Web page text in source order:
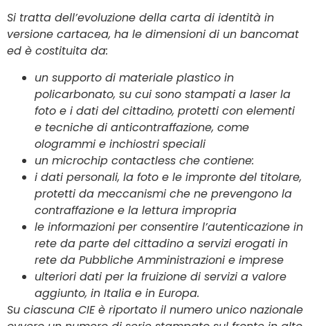
Si tratta dell’evoluzione della carta di identità in
versione cartacea, ha le dimensioni di un bancomat
ed è costituita da:
un supporto di materiale plastico in
policarbonato, su cui sono stampati a laser la
foto e i dati del cittadino, protetti con elementi
e tecniche di anticontraffazione, come
ologrammi e inchiostri speciali
un microchip contactless che contiene:
i dati personali, la foto e le impronte del titolare,
protetti da meccanismi che ne prevengono la
contraffazione e la lettura impropria
le informazioni per consentire l’autenticazione in
rete da parte del cittadino a servizi erogati in
rete da Pubbliche Amministrazioni e imprese
ulteriori dati per la fruizione di servizi a valore
aggiunto, in Italia e in Europa.
Su ciascuna CIE è riportato il numero unico nazionale